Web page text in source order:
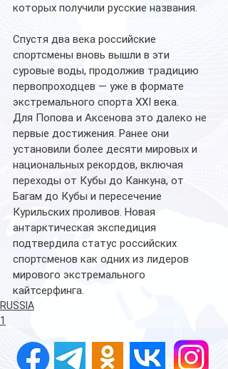
которых получили русские названия.
Спустя два века российские
спортсмены вновь вышли в эти
суровые воды, продолжив традицию
первопроходцев — уже в формате
экстремального спорта XXI века.
Для Попова и Аксенова это далеко не
первые достижения. Ранее они
установили более десяти мировых и
национальных рекордов, включая
переходы от Кубы до Канкуна, от
Багам до Кубы и пересечение
Курильских проливов. Новая
антарктическая экспедиция
подтвердила статус российских
спортсменов как одних из лидеров
мирового экстремального
кайтсерфинга.
RUSSIA
1